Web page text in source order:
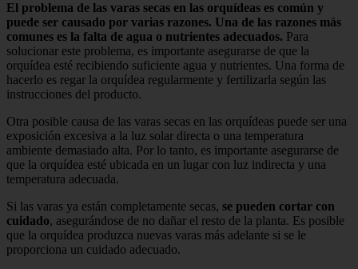
El problema de las varas secas en las orquídeas es común y
puede ser causado por varias razones. Una de las razones más
comunes es la falta de agua o nutrientes adecuados. Para
solucionar este problema, es importante asegurarse de que la
orquídea esté recibiendo suficiente agua y nutrientes. Una forma de
hacerlo es regar la orquídea regularmente y fertilizarla según las
instrucciones del producto.
Otra posible causa de las varas secas en las orquídeas puede ser una
exposición excesiva a la luz solar directa o una temperatura
ambiente demasiado alta. Por lo tanto, es importante asegurarse de
que la orquídea esté ubicada en un lugar con luz indirecta y una
temperatura adecuada.
Si las varas ya están completamente secas, se pueden cortar con
cuidado, asegurándose de no dañar el resto de la planta. Es posible
que la orquídea produzca nuevas varas más adelante si se le
proporciona un cuidado adecuado.